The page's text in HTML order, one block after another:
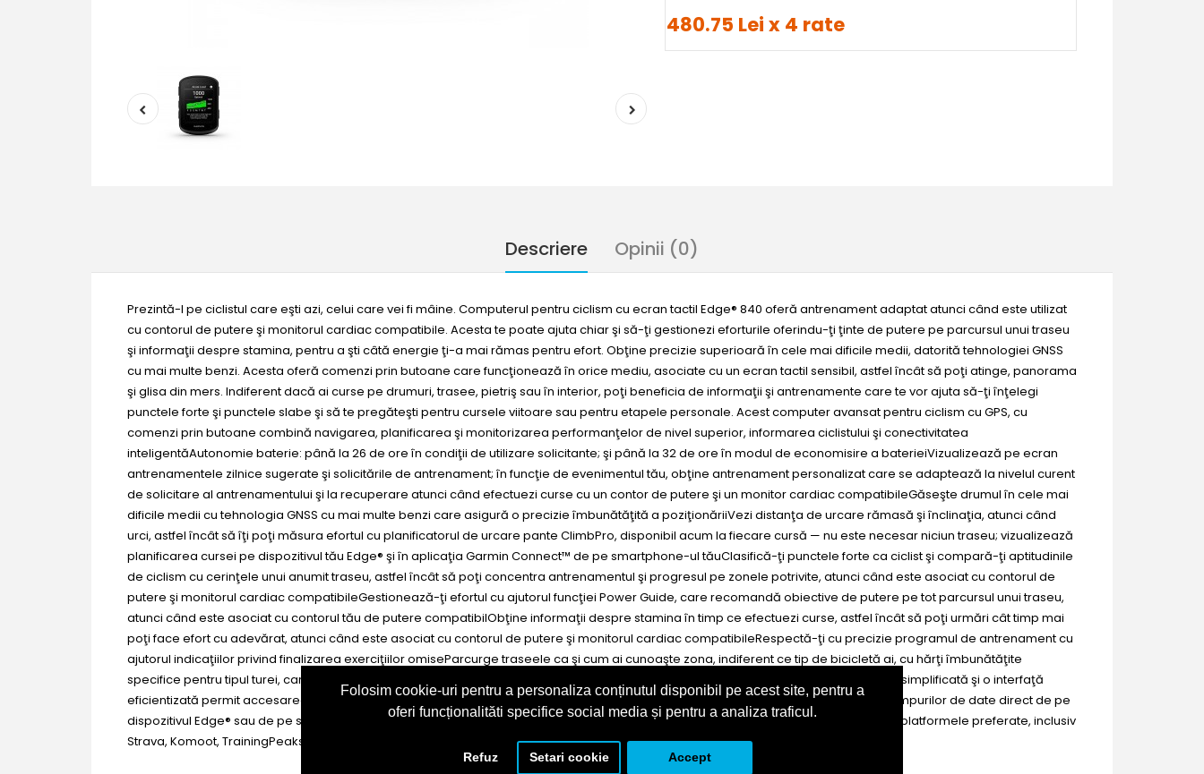
Folosim cookie-uri pentru a personaliza conținutul disponibil pe acest site, pentru a
oferi funcționalităti specifice social media și pentru a analiza traficul.
Refuz Setari cookie Accept
480.75 Lei x 4 rate
Descriere Opinii (0)
Prezintă-l pe ciclistul care eşti azi, celui care vei fi mâine. Computerul pentru ciclism cu ecran tactil Edge® 840 oferă antrenament adaptat atunci când este utilizat
cu contorul de putere şi monitorul cardiac compatibile. Acesta te poate ajuta chiar şi să-ţi gestionezi eforturile oferindu-ţi ţinte de putere pe parcursul unui traseu
şi informaţii despre stamina, pentru a şti câtă energie ţi-a mai rămas pentru efort. Obţine precizie superioară în cele mai dificile medii, datorită tehnologiei GNSS
cu mai multe benzi. Acesta oferă comenzi prin butoane care funcţionează în orice mediu, asociate cu un ecran tactil sensibil, astfel încât să poţi atinge, panorama
şi glisa din mers. Indiferent dacă ai curse pe drumuri, trasee, pietriş sau în interior, poţi beneficia de informaţii şi antrenamente care te vor ajuta să-ţi înţelegi
punctele forte şi punctele slabe şi să te pregăteşti pentru cursele viitoare sau pentru etapele personale. Acest computer avansat pentru ciclism cu GPS, cu
comenzi prin butoane combină navigarea, planificarea şi monitorizarea performanţelor de nivel superior, informarea ciclistului şi conectivitatea
inteligentăAutonomie baterie: până la 26 de ore în condiţii de utilizare solicitante; şi până la 32 de ore în modul de economisire a baterieiVizualizează pe ecran
antrenamentele zilnice sugerate şi solicitările de antrenament; în funcţie de evenimentul tău, obţine antrenament personalizat care se adaptează la nivelul curent
de solicitare al antrenamentului şi la recuperare atunci când efectuezi curse cu un contor de putere şi un monitor cardiac compatibileGăseşte drumul în cele mai
dificile medii cu tehnologia GNSS cu mai multe benzi care asigură o precizie îmbunătăţită a poziţionăriiVezi distanţa de urcare rămasă şi înclinaţia, atunci când
urci, astfel încât să îţi poţi măsura efortul cu planificatorul de urcare pante ClimbPro, disponibil acum la fiecare cursă — nu este necesar niciun traseu; vizualizează
planificarea cursei pe dispozitivul tău Edge® şi în aplicaţia Garmin Connect™ de pe smartphone-ul tăuClasifică-ţi punctele forte ca ciclist şi compară-ţi aptitudinile
de ciclism cu cerinţele unui anumit traseu, astfel încât să poţi concentra antrenamentul şi progresul pe zonele potrivite, atunci când este asociat cu contorul de
putere şi monitorul cardiac compatibileGestionează-ţi efortul cu ajutorul funcţiei Power Guide, care recomandă obiective de putere pe tot parcursul unui traseu,
atunci când este asociat cu contorul tău de putere compatibilObţine informaţii despre stamina în timp ce efectuezi curse, astfel încât să poţi urmări cât timp mai
poţi face efort cu adevărat, atunci când este asociat cu contorul de putere şi monitorul cardiac compatibileRespectă-ţi cu precizie programul de antrenament cu
ajutorul indicaţiilor privind finalizarea exerciţiilor omiseParcurge traseele ca şi cum ai cunoaşte zona, indiferent ce tip de bicicletă ai, cu hărţi îmbunătăţite
specifice pentru tipul turei, care evidenţiază drumurile şi traseele populare, plus punctele de interes care pot fi căutateConfigurarea simplificată şi o interfaţă
eficientizată permit accesarea rapidă şi uşoară a informaţiilor, a traseelor şi a instrumentelor de care ai nevoie şi chiar ajustarea câmpurilor de date direct de pe
dispozitivul Edge® sau de pe smartphone-ul tău asociatPrin aplicaţia Garmin Connect™ de pe smartphone, asociază cu aplicaţiile şi platformele preferate, inclusiv
Strava, Komoot, TrainingPeaks® şi multe alteleDescriereSpecificatii